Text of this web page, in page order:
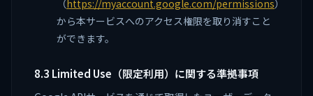
（ https://myaccount.google.com/permissions）
から本サービスへのアクセス権限を取り消すこと
ができます。
8.3 Limited Use（限定利用）に関する準拠事項